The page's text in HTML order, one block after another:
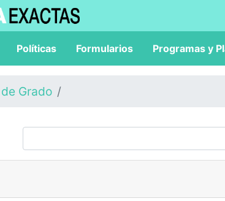
Políticas Formularios Programas y
Grado